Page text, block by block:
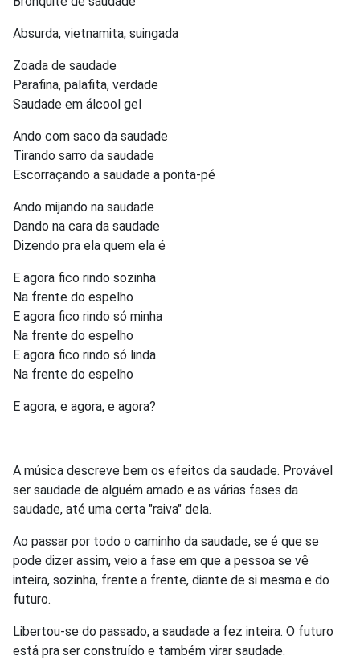
Absurda, vietnamita, suingada
Zoada de saudade
Parafina, palafita, verdade
Saudade em álcool gel
Ando com saco da saudade
Tirando sarro da saudade
Escorraçando a saudade a ponta-pé
Ando mijando na saudade
Dando na cara da saudade
Dizendo pra ela quem ela é
E agora fico rindo sozinha
Na frente do espelho
E agora fico rindo só minha
Na frente do espelho
E agora fico rindo só linda
Na frente do espelho
E agora, e agora, e agora?
A música descreve bem os efeitos da saudade. Provável
ser saudade de alguém amado e as várias fases da
saudade, até uma certa "raiva" dela.
Ao passar por todo o caminho da saudade, se é que se
pode dizer assim, veio a fase em que a pessoa se vê
inteira, sozinha, frente a frente, diante de si mesma e do
futuro.
Libertou-se do passado, a saudade a fez inteira. O futuro
está pra ser construído e também virar saudade.